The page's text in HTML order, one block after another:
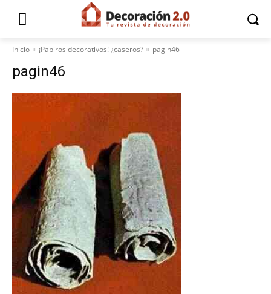
Inicio ¡Papiros decorativos! ¿caseros? pagin46
pagin46